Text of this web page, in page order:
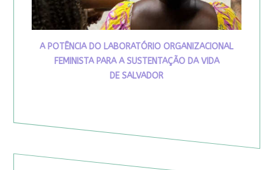
A POTÊNCIA DO LABORATÓRIO ORGANIZACIONAL
FEMINISTA PARA A SUSTENTAÇÃO DA VIDA
DE SALVADOR